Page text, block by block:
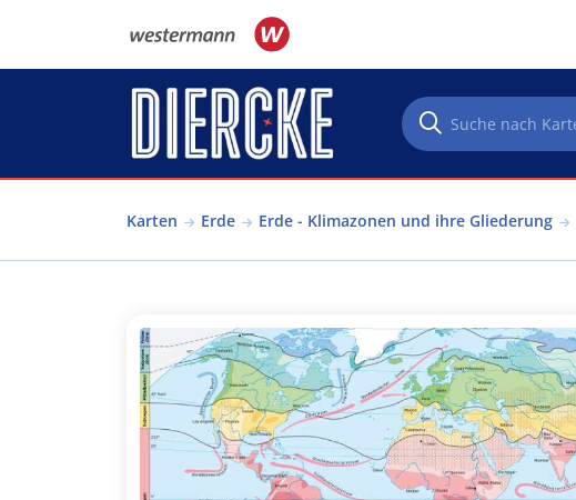
Karten Erde Erde - Klimazonen und ihre Gliederung